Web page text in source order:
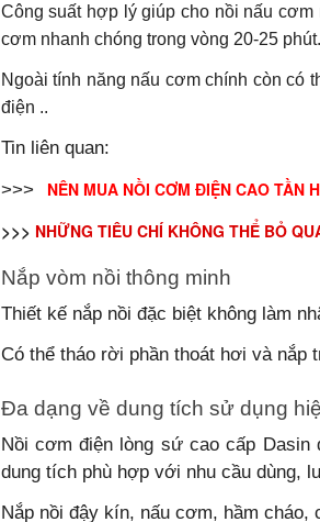
Công suất hợp lý giúp cho nồi nấu
cơm nhanh chóng trong vòng 20-25 phút.
Ngoài tính năng nấu cơm chính còn có
điện ..
Tin liên quan:
>>>
NÊN MUA NỒI CƠM ĐIỆN CAO TẦN
>>> NHỮNG TIÊU CHÍ KHÔNG THỂ BỎ
Nắp vòm nồi thông minh
Thiết kế nắp nồi đặc biệt không làm
Có thể tháo rời phần thoát hơi và nắp
Đa dạng về dung tích sử dụng
Nồi cơm điện lòng sứ cao cấp
dung tích phù hợp với nhu cầu dùng,
Nắp nồi đậy kín, nấu cơm, hầm